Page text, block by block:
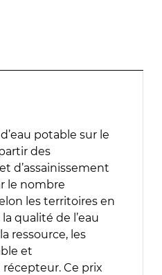
potable sur le
des
d’assainissement
le nombre
les territoires en
qualité de l’eau
ressource, les
et
Ce prix